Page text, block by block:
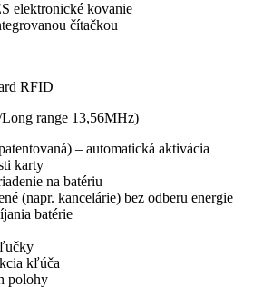
elektronické kovanie
čítačkou
RFID
range 13,56MHz)
– automatická aktivácia
karty
na batériu
(napr. kancelárie) bez odberu energie
batérie
kľúča
polohy